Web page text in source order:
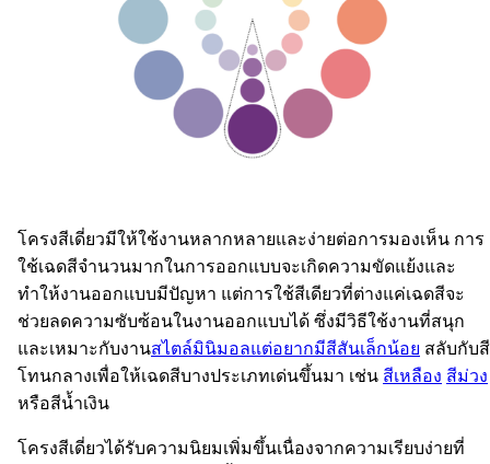
โครงสีเดี่ยวมีให้ใช้งานหลากหลายและง่ายต่อการมองเห็น การ
ใช้เฉดสีจำนวนมากในการออกแบบจะเกิดความขัดแย้งและ
ทำให้งานออกแบบมีปัญหา แต่การใช้สีเดียวที่ต่างแค่เฉดสีจะ
ช่วยลดความซับซ้อนในงานออกแบบได้ ซึ่งมีวิธีใช้งานที่สนุก
และเหมาะกับงานสไตล์มินิมอลแต่อยากมีสีสันเล็กน้อย สลับกับสี
โทนกลางเพื่อให้เฉดสีบางประเภทเด่นขึ้นมา เช่น สีเหลือง สีม่วง
หรือสีน้ำเงิน
โครงสีเดี่ยวได้รับความนิยมเพิ่มขึ้นเนื่องจากความเรียบง่ายที่